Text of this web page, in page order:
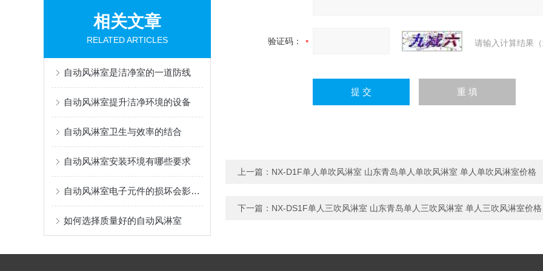
相关文章
RELATED ARTICLES
自动风淋室是洁净室的一道防线
自动风淋室提升洁净环境的设备
自动风淋室卫生与效率的结合
自动风淋室安装环境有哪些要求
自动风淋室电子元件的损坏会影响正常的运行
如何选择质量好的自动风淋室
验证码： 请输入计算结果
上一篇： NX-D1F单人单吹风淋室 山东青岛单人单吹风淋室 单人单吹风淋室价格
下一篇： NX-DS1F单人三吹风淋室 山东青岛单人三吹风淋室 单人三吹风淋室价格